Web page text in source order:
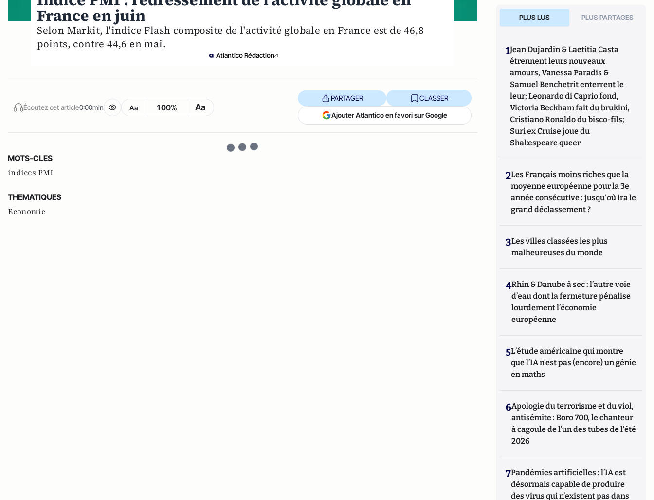
France en juin
Selon Markit, l'indice Flash composite de l'activité globale en France est de 46,8
points, contre 44,6 en mai.
Atlantico Rédaction
Écoutez cet article0:00min Aa 100% Aa
PARTAGER CLASSER
Ajouter Atlantico en favori sur Google
MOTS-CLES
indices PMI
THEMATIQUES
Economie
PLUS LUS PLUS PARTAGES
1Jean Dujardin & Laetitia Casta
étrennent leurs nouveaux
amours, Vanessa Paradis &
Samuel Benchetrit enterrent le
leur; Leonardo di Caprio fond,
Victoria Beckham fait du brukini,
Cristiano Ronaldo du bisco-fils;
Suri ex Cruise joue du
Shakespeare queer
2Les Français moins riches que la
moyenne européenne pour la 3e
année consécutive : jusqu'où ira le
grand déclassement ?
3Les villes classées les plus
malheureuses du monde
4Rhin & Danube à sec : l’autre voie
d’eau dont la fermeture pénalise
lourdement l’économie
européenne
5L’étude américaine qui montre
que l’IA n’est pas (encore) un génie
en maths
6Apologie du terrorisme et du viol,
antisémite : Boro 700, le chanteur
à cagoule de l’un des tubes de l’été
2026
7Pandémies artificielles : l’IA est
désormais capable de produire
des virus qui n’existent pas dans